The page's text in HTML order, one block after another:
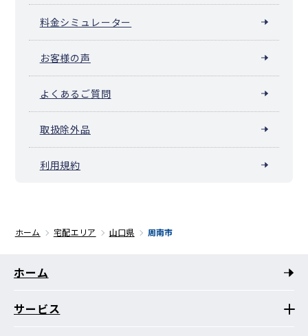
料金シミュレーター
お客様の声
よくあるご質問
取扱除外品
利用規約
ホーム 宅配エリア 山口県 周南市
ホーム
サービス